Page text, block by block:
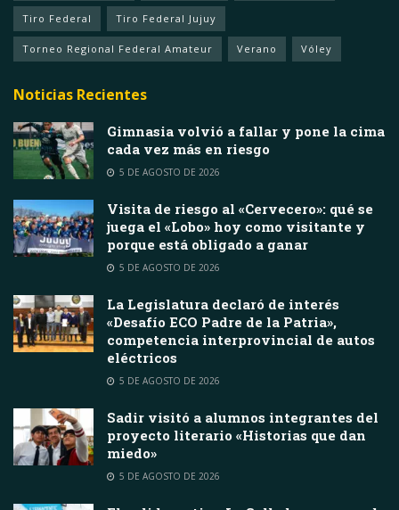
Tiro Federal Tiro Federal Jujuy
Torneo Regional Federal Amateur Verano Vóley
Noticias Recientes
Gimnasia volvió a fallar y pone la cima
cada vez más en riesgo
5 DE AGOSTO DE 2026
Visita de riesgo al «Cervecero»: qué se
juega el «Lobo» hoy como visitante y
porque está obligado a ganar
5 DE AGOSTO DE 2026
La Legislatura declaró de interés
«Desafío ECO Padre de la Patria»,
competencia interprovincial de autos
eléctricos
5 DE AGOSTO DE 2026
Sadir visitó a alumnos integrantes del
proyecto literario «Historias que dan
miedo»
5 DE AGOSTO DE 2026